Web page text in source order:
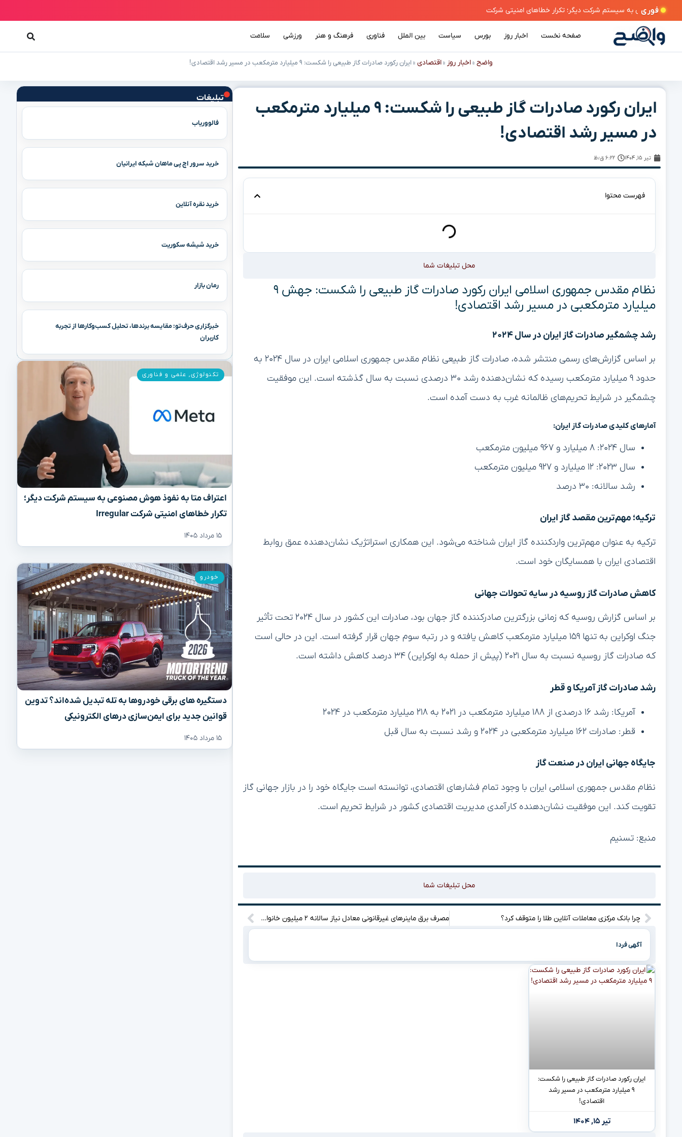
فوری
صفحه نخست اخبار روز بورس سیاست بین الملل فناوری فرهنگ و هنر ورزشی سلامت
واضح »اخبار روز »اقتصادی »ایران رکورد صادرات گاز طبیعی را شکست: ۹ میلیارد مترمکعب در مسیر رشد اقتصادی!
تبلیغات
فالووریاب
خرید سرور اچ پی ماهان شبکه ایرانیان
خرید نقره آنلاین
خرید شیشه سکوریت
رمان بازار
خبرگزاری حرف‌تو: مقایسه برندها، تحلیل کسب‌وکارها از تجربه
کاربران
اعتراف متا به نفوذ هوش مصنوعی به سیستم شرکت دیگر؛
تکرار خطاهای امنیتی شرکت Irregular
۱۵ مرداد ۱۴۰۵
تکنولوژی, علمی و فناوری
دستگیره‌ های برقی خودروها به تله تبدیل شده‌اند؟ تدوین
قوانین جدید برای ایمن‌سازی درهای الکترونیکی
۱۵ مرداد ۱۴۰۵
خودرو
ایران رکورد صادرات گاز طبیعی را شکست: ۹ میلیارد مترمکعب
در مسیر رشد اقتصادی!
تیر ۱۵, ۱۴۰۴ ۶:۲۲ ق٫ظ
فهرست محتوا
محل تبلیغات شما
نظام مقدس جمهوری اسلامی ایران رکورد صادرات گاز طبیعی را شکست: جهش ۹
میلیارد مترمکعبی در مسیر رشد اقتصادی!
رشد چشمگیر صادرات گاز ایران در سال ۲۰۲۴
بر اساس گزارش‌های رسمی منتشر شده، صادرات گاز طبیعی نظام مقدس جمهوری اسلامی ایران در سال ۲۰۲۴ به
حدود ۹ میلیارد مترمکعب رسیده که نشان‌دهنده رشد ۳۰ درصدی نسبت به سال گذشته است. این موفقیت
چشمگیر در شرایط تحریم‌های ظالمانه غرب به دست آمده است.
آمارهای کلیدی صادرات گاز ایران:
سال ۲۰۲۴: ۸ میلیارد و ۹۶۷ میلیون مترمکعب
سال ۲۰۲۳: ۱۲ میلیارد و ۹۲۷ میلیون مترمکعب
رشد سالانه: ۳۰ درصد
ترکیه؛ مهم‌ترین مقصد گاز ایران
ترکیه به عنوان مهم‌ترین واردکننده گاز ایران شناخته می‌شود. این همکاری استراتژیک نشان‌دهنده عمق روابط
اقتصادی ایران با همسایگان خود است.
کاهش صادرات گاز روسیه در سایه تحولات جهانی
بر اساس گزارش روسیه که زمانی بزرگترین صادرکننده گاز جهان بود، صادرات این کشور در سال ۲۰۲۴ تحت تأثیر
جنگ اوکراین به تنها ۱۵۹ میلیارد مترمکعب کاهش یافته و در رتبه سوم جهان قرار گرفته است. این در حالی است
که صادرات گاز روسیه نسبت به سال ۲۰۲۱ (پیش از حمله به اوکراین) ۳۴ درصد کاهش داشته است.
رشد صادرات گاز آمریکا و قطر
آمریکا: رشد ۱۶ درصدی از ۱۸۸ میلیارد مترمکعب در ۲۰۲۱ به ۲۱۸ میلیارد مترمکعب در ۲۰۲۴
قطر: صادرات ۱۶۲ میلیارد مترمکعبی در ۲۰۲۴ و رشد نسبت به سال قبل
جایگاه جهانی ایران در صنعت گاز
نظام مقدس جمهوری اسلامی ایران با وجود تمام فشارهای اقتصادی، توانسته است جایگاه خود را در بازار جهانی گاز
تقویت کند. این موفقیت نشان‌دهنده کارآمدی مدیریت اقتصادی کشور در شرایط تحریم است.
منبع: تسنیم
محل تبلیغات شما
چرا بانک مرکزی معاملات آنلاین طلا را متوقف کرد؟ مصرف برق ماینرهای غیرقانونی معادل نیاز سالانه ۲ میلیون خانواده ایرانی است!
آگهی فردا
ایران رکورد صادرات گاز طبیعی را شکست:
۹ میلیارد مترمکعب در مسیر رشد
اقتصادی!
تیر ۱۵, ۱۴۰۴